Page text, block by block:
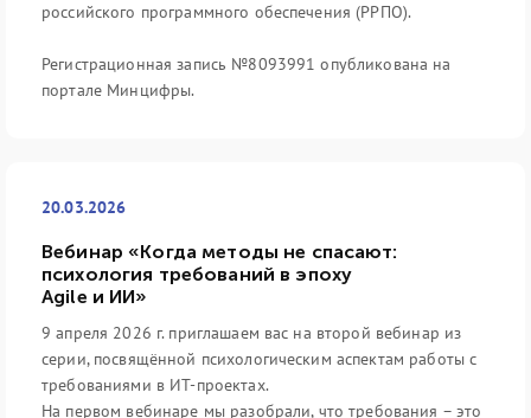
российского программного обеспечения (РРПО).
Регистрационная запись №8093991 опубликована на
портале Минцифры.
20.03.2026
Вебинар «Когда методы не спасают:
психология требований в эпоху
Agile и ИИ»
9 апреля 2026 г. приглашаем вас на второй вебинар из
серии, посвящённой психологическим аспектам работы с
требованиями в ИТ-проектах.
На первом вебинаре мы разобрали, что требования – это